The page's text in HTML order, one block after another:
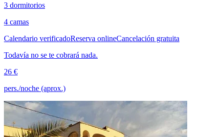
3 dormitorios
4 camas
Calendario verificadoReserva onlineCancelación gratuita
Todavía no se te cobrará nada.
26 €
pers./noche (aprox.)